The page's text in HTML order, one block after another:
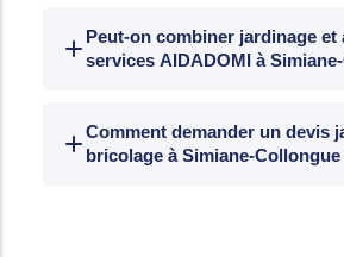
Collongue et dans les
Mimet, Gardanne, Bouc-Bel-
Peut-on combiner jardinage et
services AIDADOMI à
bricolage, ménage, garde
aux personnes âgées,
Comment demander un devis
bricolage à Simiane-Collongue